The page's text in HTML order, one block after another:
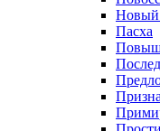
Новый
Пасха